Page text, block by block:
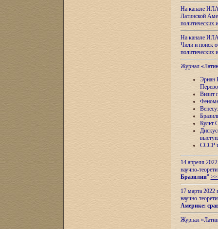
На канале
Латинской
На канале
Чили и поиск
Журнал
Эрнан
Визит
Культ
СССР и
14 апреля
научно-
Бразилии"
17 марта 2022
научно-
Америке:
Журнал